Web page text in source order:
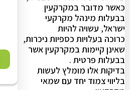
כאשר מדובר במקרקעין
בבעלות מינהל מקרקעי
ישראל, עשויה להיות
כרוכה בעלויות כספיות ניכרות,
שאינן קיימות במקרקעין אשר
בבעלות פרטית .
בדיקות אלו מומלץ לעשות
בליווי צמוד יחד עם שמאי